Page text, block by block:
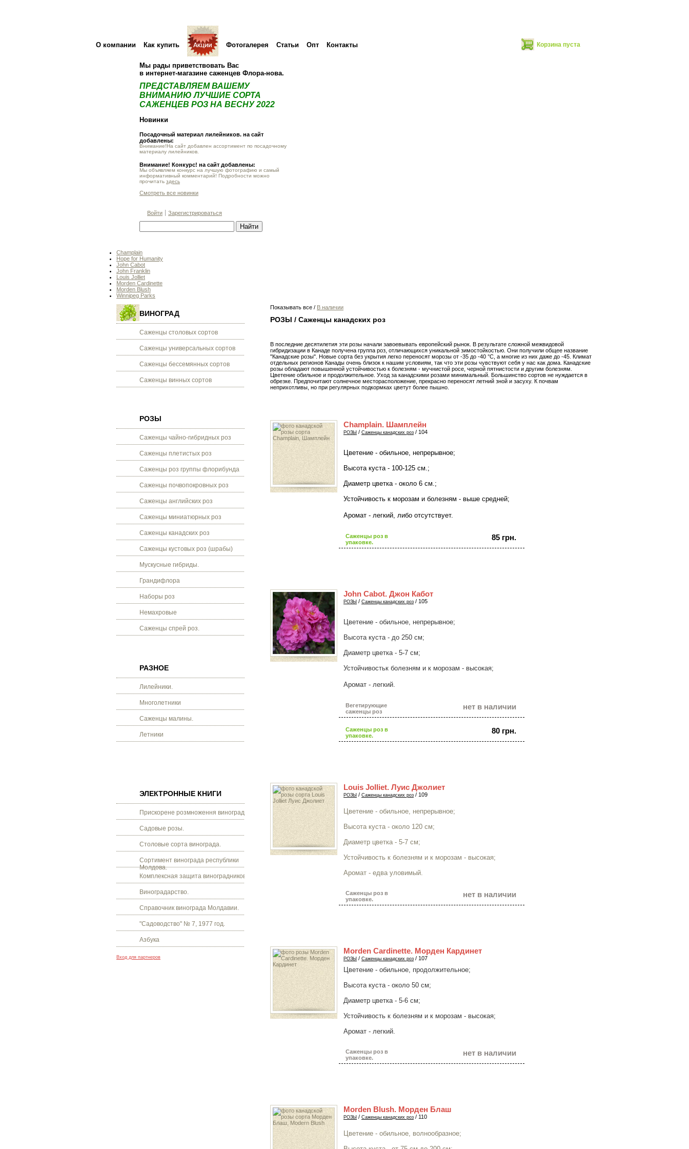
Корзина пуста
О компании Как купить Фотогалерея Статьи Опт Контакты
Мы рады приветствовать Вас
в интернет-магазине саженцев Флора-нова.
ПРЕДСТАВЛЯЕМ ВАШЕМУ
ВНИМАНИЮ ЛУЧШИЕ СОРТА
САЖЕНЦЕВ РОЗ НА ВЕСНУ 2022
Новинки
Посадочный материал лилейников. на сайт
добавлены:
Внимание!На сайт добавлен ассортимент по посадочному
материалу лилейников.
Внимание! Конкурс! на сайт добавлены:
Мы объявляем конкурс на лучшую фотографию и самый
информативный комментарий! Подробности можно
прочитать здесь
Смотреть все новинки
Войти Зарегистрироваться
Champlain
Hope for Humanity
John Cabot
John Franklin
Louis Jolliet
Morden Cardinette
Morden Вlush
Winnipeg Parks
ВИНОГРАД
Саженцы столовых сортов
Саженцы универсальных сортов
Саженцы бессемянных сортов
Саженцы винных сортов
РОЗЫ
Саженцы чайно-гибридных роз
Саженцы плетистых роз
Саженцы роз группы флорибунда
Саженцы почвопокровных роз
Саженцы английских роз
Саженцы миниатюрных роз
Саженцы канадских роз
Саженцы кустовых роз (шрабы)
Мускусные гибриды.
Грандифлора
Наборы роз
Немахровые
Саженцы спрей роз.
РАЗНОЕ
Лилейники.
Многолетники
Саженцы малины.
Летники
ЭЛЕКТРОННЫЕ КНИГИ
Прискорене розмноження винограду.
Садовые розы.
Столовые сорта винограда.
Сортимент винограда республики
Молдова.
Комплексная защита виноградников.
Виноградарство.
Справочник винограда Молдавии.
"Садоводство" № 7, 1977 год.
Азбука
Вход для партнеров
Показывать все / В наличии
РОЗЫ / Саженцы канадских роз
В последние десятилетия эти розы начали завоевывать европейский рынок. В результате сложной межвидовой
гибридизации в Канаде получена группа роз, отличающихся уникальной зимостойкостью. Они получили общее название
"Канадские розы". Новые сорта без укрытия легко переносят морозы от -35 до -40 °С, а многие из них даже до -45. Климат
отдельных регионов Канады очень близок к нашим условиям, так что эти розы чувствуют себя у нас как дома. Канадские
розы обладают повышенной устойчивостью к болезням - мучнистой росе, черной пятнистости и другим болезням.
Цветение обильное и продолжительное. Уход за канадскими розами минимальный. Большинство сортов не нуждается в
обрезке. Предпочитают солнечное месторасположение, прекрасно переносят летний зной и засуху. К почвам
неприхотливы, но при регулярных подкормках цветут более пышно.
Champlain. Шамплейн
РОЗЫ / Саженцы канадских роз / 104
Цветение - обильное, непрерывное;
Высота куста - 100-125 см.;
Диаметр цветка - около 6 см.;
Устойчивость к морозам и болезням - выше средней;
Аромат - легкий, либо отсутствует.
Саженцы роз в
упаковке.
85 грн.
John Cabot. Джон Кабот
РОЗЫ / Саженцы канадских роз / 105
Цветение - обильное, непрерывное;
Высота куста - до 250 см;
Диаметр цветка - 5-7 см;
Устойчивостьк болезням и к морозам - высокая;
Аромат - легкий.
Вегетирующие
саженцы роз
нет в наличии
Саженцы роз в
упаковке.
80 грн.
Louis Jolliet. Луис Джолиет
РОЗЫ / Саженцы канадских роз / 109
Цветение - обильное, непрерывное;
Высота куста - около 120 см;
Диаметр цветка - 5-7 см;
Устойчивость к болезням и к морозам - высокая;
Аромат - едва уловимый.
Саженцы роз в
упаковке.
нет в наличии
Morden Cardinette. Морден Кардинет
РОЗЫ / Саженцы канадских роз / 107
Цветение - обильное, продолжительное;
Высота куста - около 50 см;
Диаметр цветка - 5-6 см;
Устойчивость к болезням и к морозам - высокая;
Аромат - легкий.
Саженцы роз в
упаковке.
нет в наличии
Morden Вlush. Морден Блаш
РОЗЫ / Саженцы канадских роз / 110
Цветение - обильное, волнообразное;